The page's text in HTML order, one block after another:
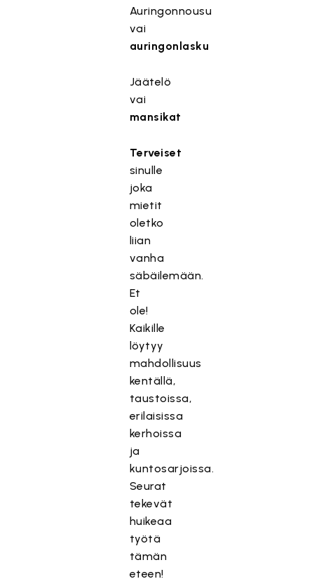
Auringonnousu
vai
auringonlasku
Jäätelö
vai
mansikat
Terveiset
sinulle
joka
mietit
oletko
liian
vanha
säbäilemään.
Et
ole!
Kaikille
löytyy
mahdollisuus
kentällä,
taustoissa,
erilaisissa
kerhoissa
ja
kuntosarjoissa.
Seurat
tekevät
huikeaa
työtä
tämän
eteen!